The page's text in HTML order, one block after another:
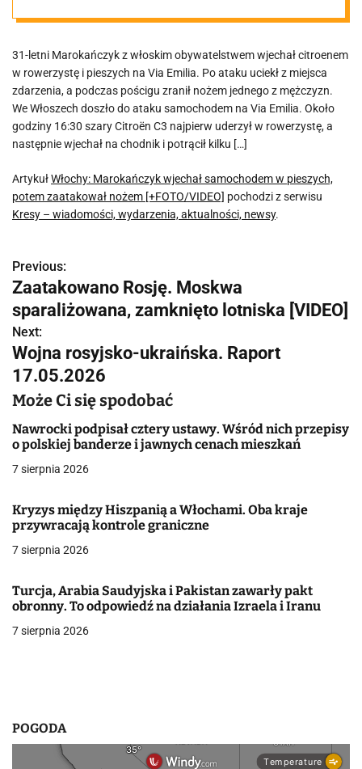
pieszych,
potem
zaatakował
nożem
[+FOTO/VIDEO]
31-letni Marokańczyk z włoskim obywatelstwem wjechał citroenem
w rowerzystę i pieszych na Via Emilia. Po ataku uciekł z miejsca
zdarzenia, a podczas pościgu zranił nożem jednego z mężczyzn.
We Włoszech doszło do ataku samochodem na Via Emilia. Około
godziny 16:30 szary Citroën C3 najpierw uderzył w rowerzystę, a
następnie wjechał na chodnik i potrącił kilku […]
ArtykułWłochy: Marokańczyk wjechał samochodem w pieszych,
potem zaatakował nożem [+FOTO/VIDEO] pochodzi z serwisu
Kresy – wiadomości, wydarzenia, aktualności, newsy.
N
a
w
i
g
a
c
a
w
i
s
Previous:
Zaatakowano Rosję. Moskwa
sparaliżowana, zamknięto lotniska [VIDEO]
Next:
Wojna rosyjsko-ukraińska. Raport
17.05.2026
Może Ci się spodobać
Nawrocki podpisał cztery ustawy. Wśród nich przepisy
o polskiej banderze i jawnych cenach mieszkań
7 sierpnia 2026
Kryzys między Hiszpanią a Włochami. Oba kraje
przywracają kontrole graniczne
7 sierpnia 2026
Turcja, Arabia Saudyjska i Pakistan zawarły pakt
obronny. To odpowiedź na działania Izraela i Iranu
7 sierpnia 2026
POGODA